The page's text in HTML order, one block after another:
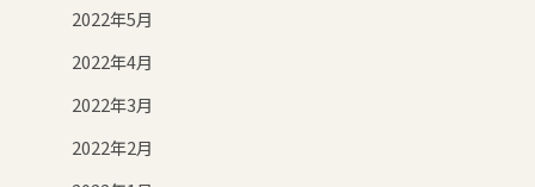
2022年5月
2022年4月
2022年3月
2022年2月